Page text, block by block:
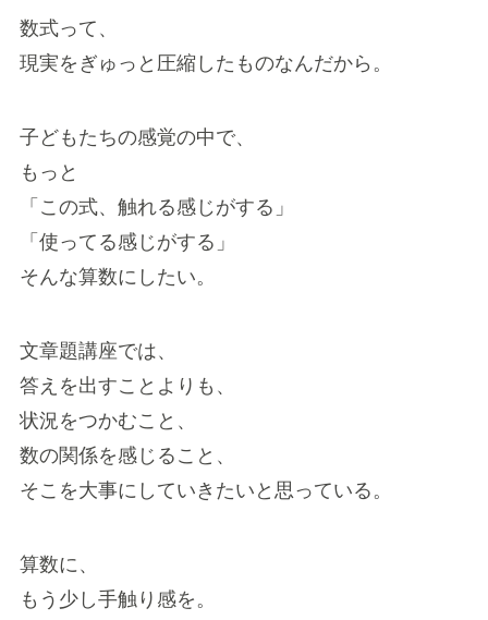
数式って、
現実をぎゅっと圧縮したものなんだから。
子どもたちの感覚の中で、
もっと
「この式、触れる感じがする」
「使ってる感じがする」
そんな算数にしたい。
文章題講座では、
答えを出すことよりも、
状況をつかむこと、
数の関係を感じること、
そこを大事にしていきたいと思っている。
算数に、
もう少し手触り感を。